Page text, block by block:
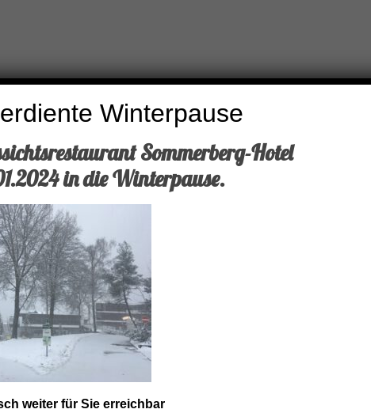
music.
Winterpause
Sommerberg-Hotel
in die Winterpause.
weiter für Sie erreichbar